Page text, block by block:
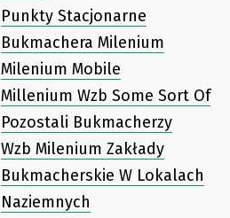
Punkty Stacjonarne
Bukmachera Milenium
Milenium Mobile
Millenium Wzb Some Sort Of
Pozostali Bukmacherzy
Wzb Milenium Zakłady
Bukmacherskie W Lokalach
Naziemnych